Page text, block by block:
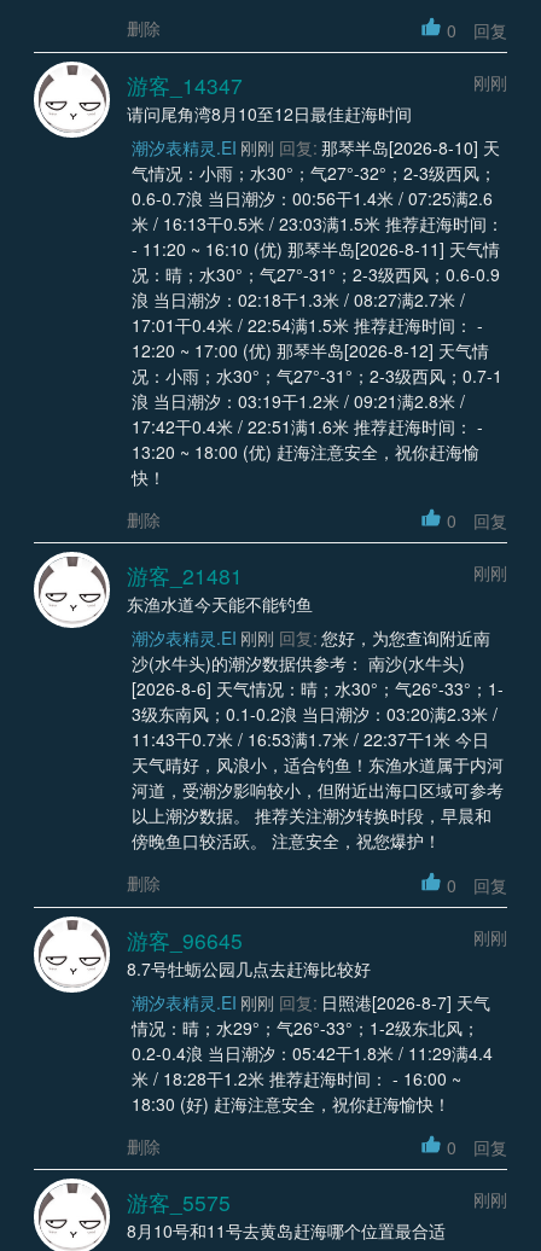
删除
0 回复
游客_14347
刚刚
请问尾角湾8月10至12日最佳赶海时间
潮汐表精灵.EI 刚刚 回复: 那琴半岛[2026-8-10] 天
气情况：小雨；水30°；气27°-32°；2-3级西风；
0.6-0.7浪 当日潮汐：00:56干1.4米 / 07:25满2.6
米 / 16:13干0.5米 / 23:03满1.5米 推荐赶海时间：
- 11:20 ~ 16:10 (优) 那琴半岛[2026-8-11] 天气情
况：晴；水30°；气27°-31°；2-3级西风；0.6-0.9
浪 当日潮汐：02:18干1.3米 / 08:27满2.7米 /
17:01干0.4米 / 22:54满1.5米 推荐赶海时间： -
12:20 ~ 17:00 (优) 那琴半岛[2026-8-12] 天气情
况：小雨；水30°；气27°-31°；2-3级西风；0.7-1
浪 当日潮汐：03:19干1.2米 / 09:21满2.8米 /
17:42干0.4米 / 22:51满1.6米 推荐赶海时间： -
13:20 ~ 18:00 (优) 赶海注意安全，祝你赶海愉
快！
删除
0 回复
游客_21481
刚刚
东渔水道今天能不能钓鱼
潮汐表精灵.EI 刚刚 回复: 您好，为您查询附近南
沙(水牛头)的潮汐数据供参考： 南沙(水牛头)
[2026-8-6] 天气情况：晴；水30°；气26°-33°；1-
3级东南风；0.1-0.2浪 当日潮汐：03:20满2.3米 /
11:43干0.7米 / 16:53满1.7米 / 22:37干1米 今日
天气晴好，风浪小，适合钓鱼！东渔水道属于内河
河道，受潮汐影响较小，但附近出海口区域可参考
以上潮汐数据。 推荐关注潮汐转换时段，早晨和
傍晚鱼口较活跃。 注意安全，祝您爆护！
删除
0 回复
游客_96645
刚刚
8.7号牡蛎公园几点去赶海比较好
潮汐表精灵.EI 刚刚 回复: 日照港[2026-8-7] 天气
情况：晴；水29°；气26°-33°；1-2级东北风；
0.2-0.4浪 当日潮汐：05:42干1.8米 / 11:29满4.4
米 / 18:28干1.2米 推荐赶海时间： - 16:00 ~
18:30 (好) 赶海注意安全，祝你赶海愉快！
删除
0 回复
游客_5575
刚刚
8月10号和11号去黄岛赶海哪个位置最合适